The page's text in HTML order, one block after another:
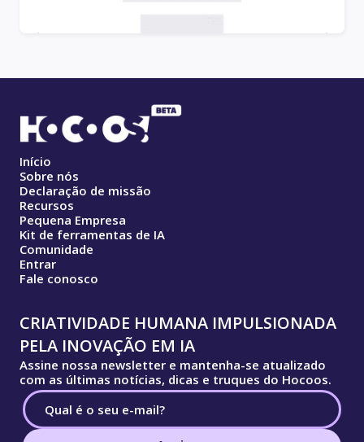
Início
Sobre nós
Declaração de missão
Recursos
Pequena Empresa
Kit de ferramentas de IA
Comunidade
Entrar
Fale conosco
CRIATIVIDADE HUMANA IMPULSIONADA
PELA INOVAÇÃO EM IA
Assine nossa newsletter e mantenha-se atualizado
com as últimas notícias, dicas e truques do Hocoos.